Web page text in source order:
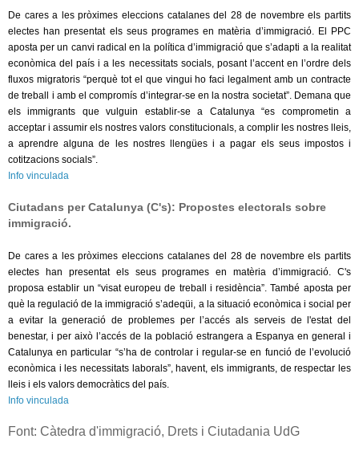
De cares a les pròximes eleccions catalanes del 28 de novembre els partits
electes han presentat els seus programes en matèria d’immigració. El
PPC
aposta per un canvi radical en la política d’immigració que s’adapti a la realitat
econòmica del país i a les necessitats socials, posant l’accent en l’ordre dels
fluxos migratoris “perquè tot el que vingui ho faci legalment amb un contracte
de treball i amb el compromís d’integrar-se en la nostra societat”. Demana que
els immigrants que vulguin establir-se a Catalunya “es comprometin a
acceptar i assumir els nostres valors constitucionals, a complir les nostres lleis,
a aprendre alguna de les nostres llengües i a pagar els seus impostos i
cotitzacions socials”.
Info vinculada
Ciutadans per Catalunya (C's): Propostes electorals sobre
immigració.
De cares a les pròximes eleccions catalanes del 28 de novembre els partits
electes han presentat els seus programes en matèria d’immigració. C's
proposa establir un “visat europeu de treball i residència”. També aposta per
què la regulació de la immigració s’adeqüi, a la situació econòmica i social per
a evitar la generació de problemes per l’accés als serveis de l'estat del
benestar, i per això l’accés de la població estrangera a Espanya en general i
Catalunya en particular “s’ha de controlar i regular-se en funció de l’evolució
econòmica i les necessitats laborals”, havent, els immigrants, de respectar les
lleis i els valors democràtics del país.
Info vinculada
Font: Càtedra d'immigració, Drets i Ciutadania UdG